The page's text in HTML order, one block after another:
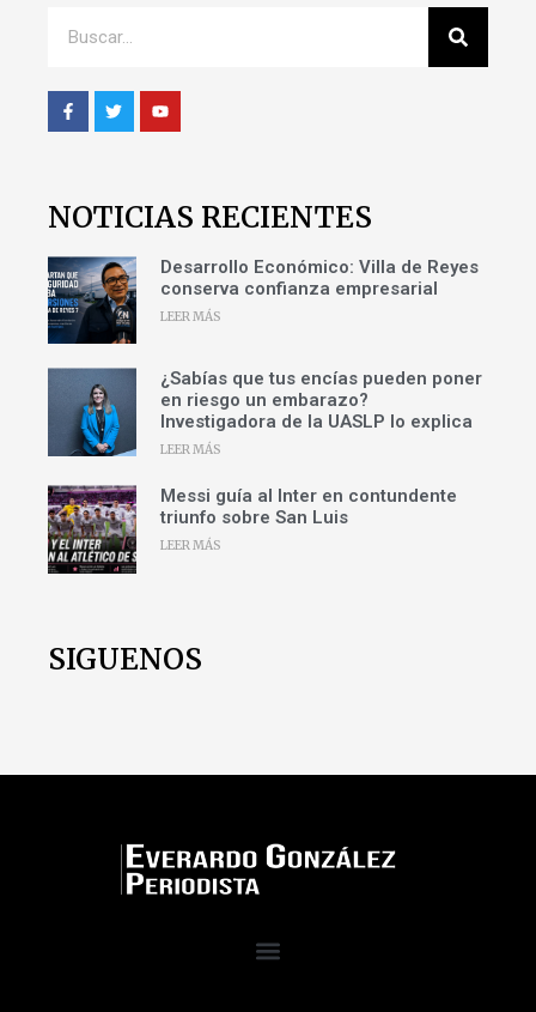
NOTICIAS RECIENTES
Desarrollo Económico: Villa de Reyes
conserva confianza empresarial
LEER MÁS
¿Sabías que tus encías pueden poner
en riesgo un embarazo?
Investigadora de la UASLP lo explica
LEER MÁS
Messi guía al Inter en contundente
triunfo sobre San Luis
LEER MÁS
SIGUENOS